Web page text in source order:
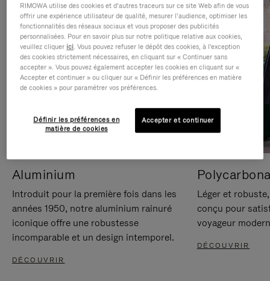
Aluminium
Introduit pour la première fois dans les
années 1950, notre aluminium rainuré
iconique offre une robustesse
incomparable et un design intemporel.
DÉCOUVRIR
Léger et
conçu pour
voyageur
DÉCOUVRIR
RIMOWA utilise des cookies et d’autres traceurs sur ce site Web afin de vous
offrir une expérience utilisateur de qualité, mesurer l’audience, optimiser les
fonctionnalités des réseaux sociaux et vous proposer des publicités
personnalisées. Pour en savoir plus sur notre politique relative aux cookies,
veuillez cliquer ici. Vous pouvez refuser le dépôt des cookies, à l'exception
des cookies strictement nécessaires, en cliquant sur « Continuer sans
accepter ». Vous pouvez également accepter les cookies en cliquant sur «
Accepter et continuer » ou cliquer sur « Définir les préférences en matière
de cookies » pour paramétrer vos préférences.
Définir les préférences en
matière de cookies
Accepter et continuer